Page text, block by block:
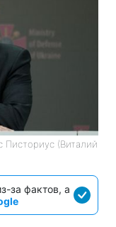
(Виталий
за фактов, а